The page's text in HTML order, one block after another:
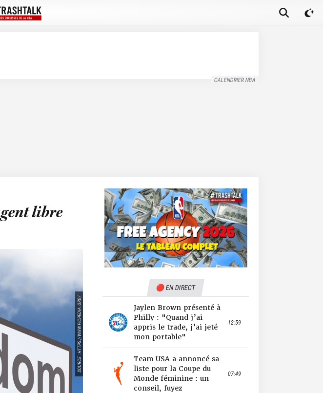
CALENDRIER NBA
libre
SOURCE : HTTPS://WWW.PICPEDIA.ORG/
🔴 EN DIRECT
Jaylen Brown présenté à
Philly : "Quand j’ai
appris le trade, j’ai jeté
mon portable"
12:59
Team USA a annoncé sa
liste pour la Coupe du
Monde féminine : un
conseil, fuyez
07:49